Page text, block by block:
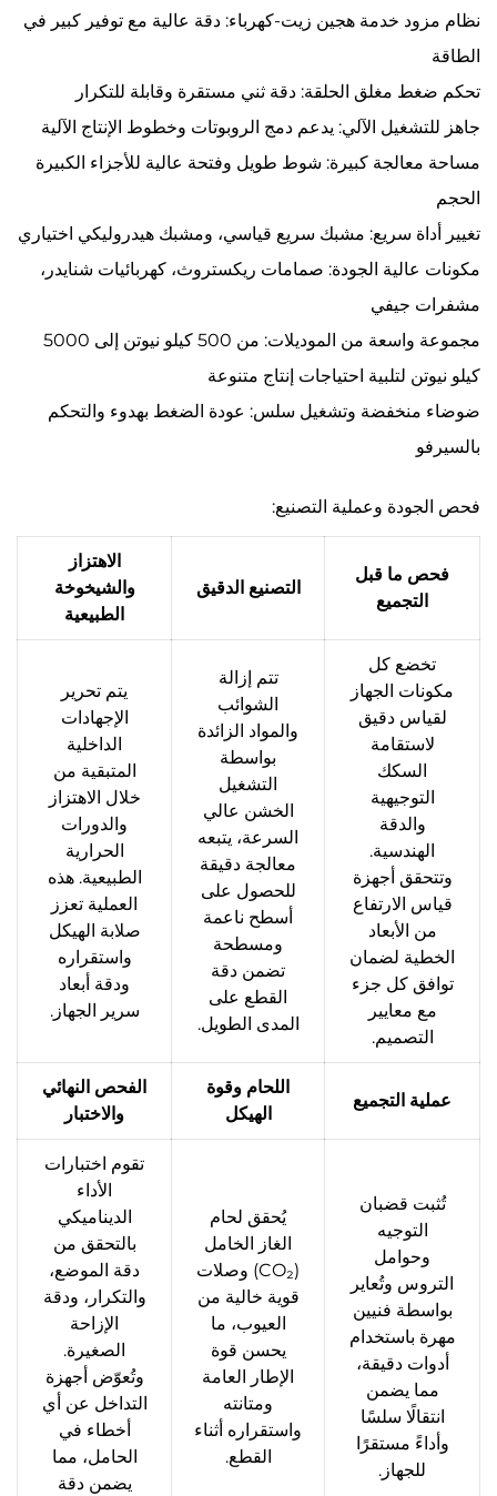
نظام مزود خدمة هجين زيت-كهرباء: دقة عالية مع توفير كبير في
الطاقة
تحكم ضغط مغلق الحلقة: دقة ثني مستقرة وقابلة للتكرار
جاهز للتشغيل الآلي: يدعم دمج الروبوتات وخطوط الإنتاج الآلية
مساحة معالجة كبيرة: شوط طويل وفتحة عالية للأجزاء الكبيرة
الحجم
تغيير أداة سريع: مشبك سريع قياسي، ومشبك هيدروليكي اختياري
مكونات عالية الجودة: صمامات ريكستروث، كهربائيات شنايدر،
مشفرات جيفي
مجموعة واسعة من الموديلات: من 500 كيلو نيوتن إلى 5000
كيلو نيوتن لتلبية احتياجات إنتاج متنوعة
ضوضاء منخفضة وتشغيل سلس: عودة الضغط بهدوء والتحكم
بالسيرفو
فحص الجودة وعملية التصنيع:
فحص ما قبل
التجميع
التصنيع الدقيق
الاهتزاز
والشيخوخة
الطبيعية
تخضع كل
مكونات الجهاز
لقياس دقيق
لاستقامة
السكك
التوجيهية
والدقة
الهندسية.
وتتحقق أجهزة
قياس الارتفاع
من الأبعاد
الخطية لضمان
توافق كل جزء
مع معايير
التصميم.
تتم إزالة
الشوائب
والمواد الزائدة
بواسطة
التشغيل
الخشن عالي
السرعة، يتبعه
معالجة دقيقة
للحصول على
أسطح ناعمة
ومسطحة
تضمن دقة
القطع على
المدى الطويل.
يتم تحرير
الإجهادات
الداخلية
المتبقية من
خلال الاهتزاز
والدورات
الحرارية
الطبيعية. هذه
العملية تعزز
صلابة الهيكل
واستقراره
ودقة أبعاد
سرير الجهاز.
عملية التجميع
اللحام وقوة
الهيكل
الفحص النهائي
والاختبار
تُثبت قضبان
التوجيه
وحوامل
التروس وتُعاير
بواسطة فنيين
مهرة باستخدام
أدوات دقيقة،
مما يضمن
انتقالًا سلسًا
وأداءً مستقرًا
للجهاز.
يُحقق لحام
الغاز الخامل
(CO₂) وصلات
قوية خالية من
العيوب، ما
يحسن قوة
الإطار العامة
ومتانته
واستقراره أثناء
القطع.
تقوم اختبارات
الأداء
الديناميكي
بالتحقق من
دقة الموضع،
والتكرار، ودقة
الإزاحة
الصغيرة.
وتُعوّض أجهزة
التداخل عن أي
أخطاء في
الحامل، مما
يضمن دقة